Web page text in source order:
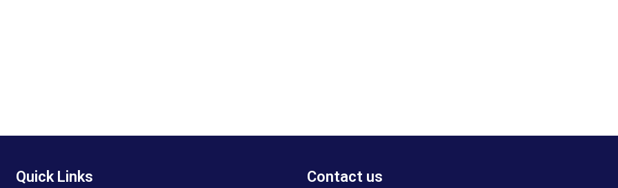
Quick Links Contact us